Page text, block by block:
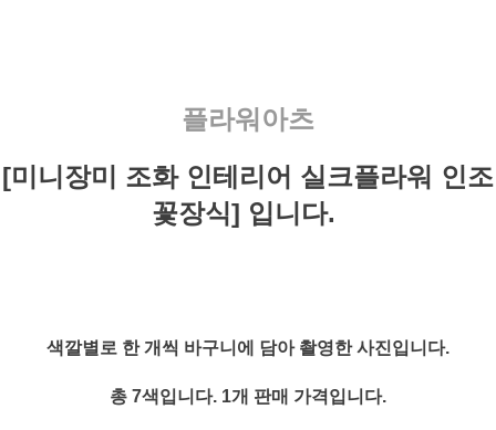
플라워아츠
[미니장미 조화 인테리어 실크플라워 인조
꽃장식] 입니다.
색깔별로 한 개씩 바구니에 담아 촬영한 사진입니다.
총 7색입니다. 1개 판매 가격입니다.